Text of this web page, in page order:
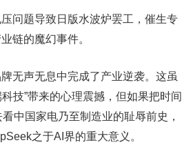
问题导致日版水波炉罢工，催生专
链的魔幻事件。
无声无息中完成了产业逆袭。这虽
技”带来的心理震撼，但如果把时间
中国家电乃至制造业的耻辱前史，
之于AI界的重大意义。